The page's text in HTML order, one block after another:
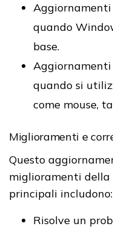
quando
base.
quando si
come mouse,
Miglioramenti e
Questo
miglioramenti della
principali includono:
Risolve un